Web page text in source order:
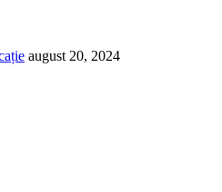
august 20, 2024